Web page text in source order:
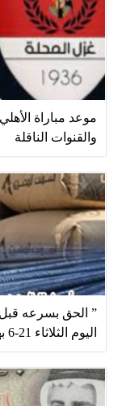
موعد مباراة
والقنوات الناقلة
” الحق بسرعه قبل
اليوم الثلاثاء 21-6 بهذه المصانع بدون مشال